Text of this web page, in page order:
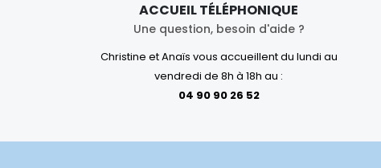
ACCUEIL TÉLÉPHONIQUE
Une question, besoin d'aide ?
Christine et Anaïs vous accueillent du lundi au
vendredi de 8h à 18h au :
04 90 90 26 52